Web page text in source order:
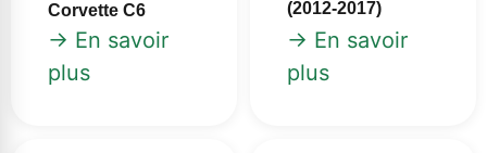
Corvette C6
→ En savoir
plus
(2012‑2017)
→ En savoir
plus